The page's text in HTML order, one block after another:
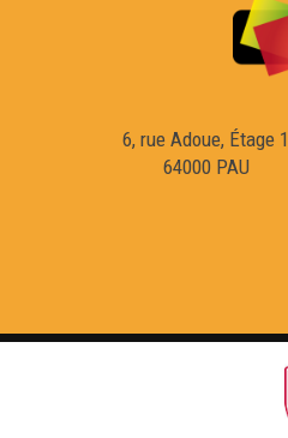
6, rue Adoue, Étage 1
64000 PAU